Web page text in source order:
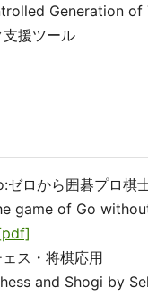
Generation of
援ツール
ロから囲碁プロ棋
game of Go
ス・将棋応用
and Shogi by